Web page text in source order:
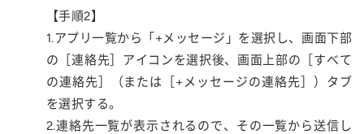
【手順2】
1.アプリ一覧から「+メッセージ」を選択し、画面下部
の［連絡先］アイコンを選択後、画面上部の［すべて
の連絡先］（または［+メッセージの連絡先］）タブ
を選択する。
2.連絡先一覧が表示されるので、その一覧から送信し